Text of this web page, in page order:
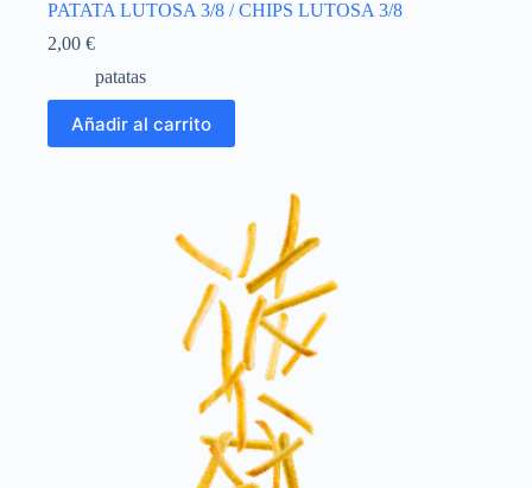
PATATA LUTOSA 3/8 / CHIPS LUTOSA 3/8
2,00 €
patatas
Añadir al carrito